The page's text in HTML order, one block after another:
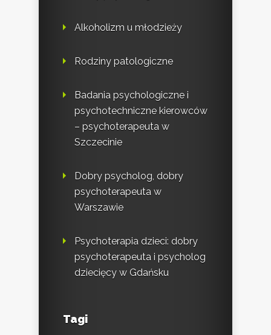
Alkoholizm u młodzieży
Rodziny patologiczne
Badania psychologiczne i
psychotechniczne kierowców
– psychoterapeuta w
Szczecinie
Dobry psycholog, dobry
psychoterapeuta w
Warszawie
Psychoterapia dzieci: dobry
psychoterapeuta i psycholog
dziecięcy w Gdańsku
Tagi